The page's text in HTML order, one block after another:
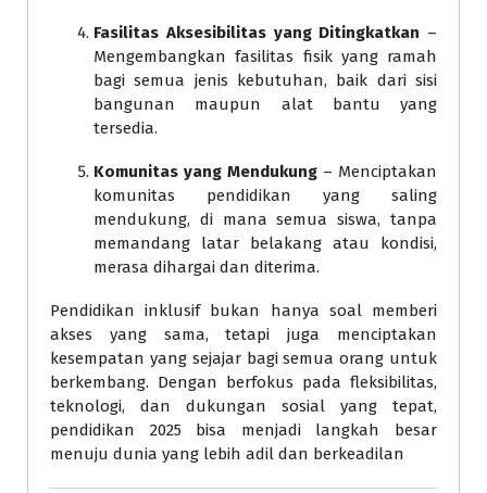
Fasilitas Aksesibilitas yang Ditingkatkan –
Mengembangkan fasilitas fisik yang ramah
bagi semua jenis kebutuhan, baik dari sisi
bangunan maupun alat bantu yang
tersedia.
Komunitas yang Mendukung – Menciptakan
komunitas pendidikan yang saling
mendukung, di mana semua siswa, tanpa
memandang latar belakang atau kondisi,
merasa dihargai dan diterima.
Pendidikan inklusif bukan hanya soal memberi
akses yang sama, tetapi juga menciptakan
kesempatan yang sejajar bagi semua orang untuk
berkembang. Dengan berfokus pada fleksibilitas,
teknologi, dan dukungan sosial yang tepat,
pendidikan 2025 bisa menjadi langkah besar
menuju dunia yang lebih adil dan berkeadilan